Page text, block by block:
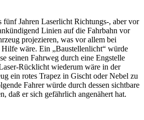
fünf Jahren Laserlicht Richtungs-, aber vor
Linien auf die Fahrbahn vor
projezieren, was vor allem bei
Hilfe wäre. Ein „Baustellenlicht“ würde
seinen Fahrweg durch eine Engstelle
Rücklicht wiederum wäre in der
ein rotes Trapez in Gischt oder Nebel zu
Fahrer würde durch dessen sichtbare
daß er sich gefährlich angenähert hat.